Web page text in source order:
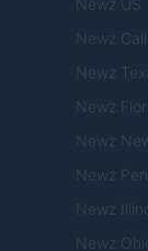
Newz
Newz
Newz
Newz
Newz
Newz
Newz Ohio